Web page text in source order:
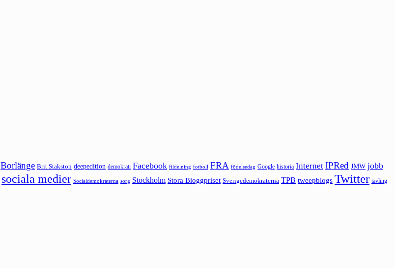
Borlänge Brit Stakston deepedition demokrati Facebook fildelning fotboll FRA födelsedag Google historia Internet IPRed JMW jobb
sociala medier Socialdemokraterna sorg Stockholm Stora Bloggpriset Sverigedemokraterna TPB tweepblogs Twitter tävling